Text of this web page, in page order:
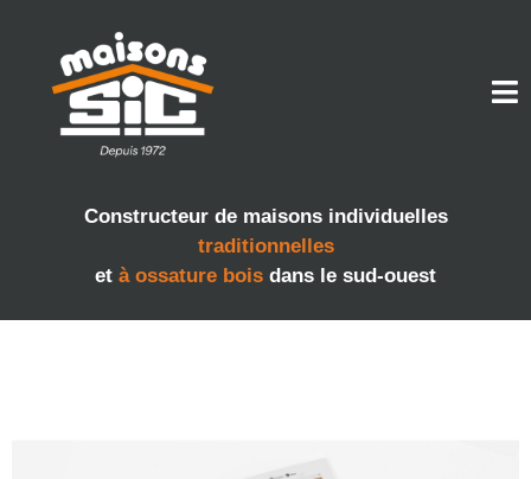
Constructeur de maisons individuelles
traditionnelles
et à ossature bois dans le sud-ouest